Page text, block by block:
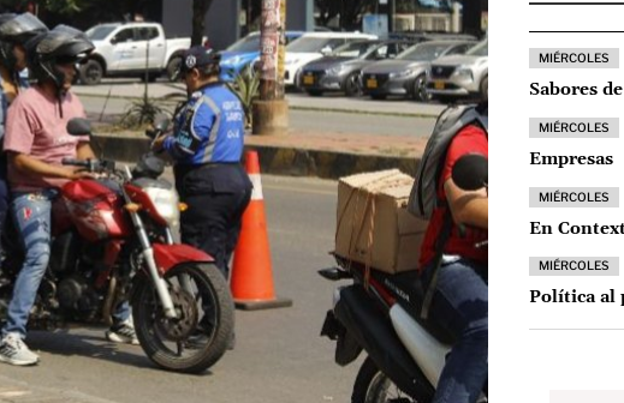
MIÉRCOLES
Sabores
MIÉRCOLES
Empresas
MIÉRCOLES
En
MIÉRCOLES
Política al